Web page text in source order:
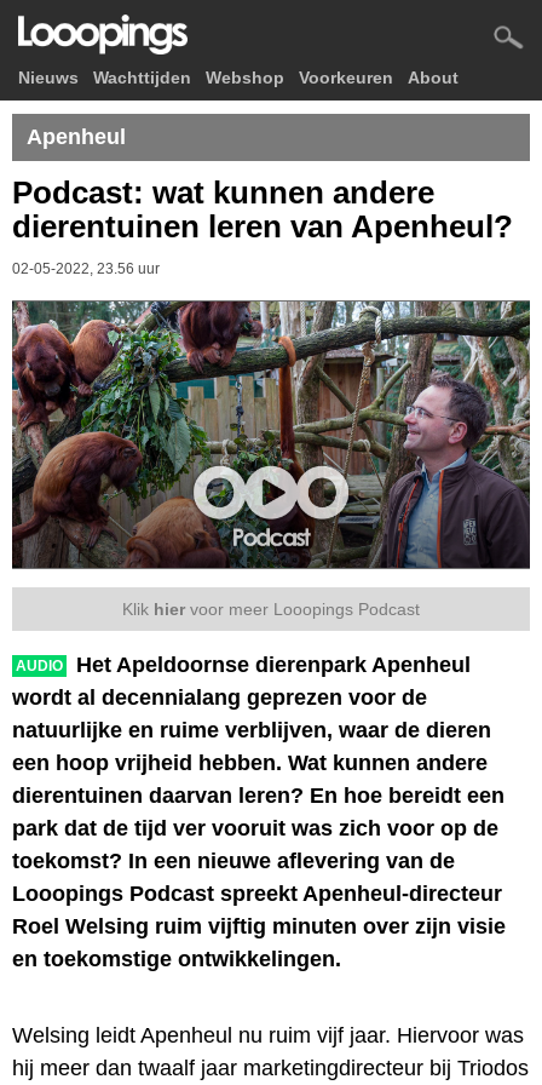
Nieuws Wachttijden Webshop Voorkeuren About
Apenheul
Podcast: wat kunnen andere
dierentuinen leren van Apenheul?
02-05-2022, 23.56 uur
Klik hier voor meer Looopings Podcast
AUDIO
Het Apeldoornse dierenpark Apenheul
wordt al decennialang geprezen voor de
natuurlijke en ruime verblijven, waar de dieren
een hoop vrijheid hebben. Wat kunnen andere
dierentuinen daarvan leren? En hoe bereidt een
park dat de tijd ver vooruit was zich voor op de
toekomst? In een nieuwe aflevering van de
Looopings Podcast spreekt Apenheul-directeur
Roel Welsing ruim vijftig minuten over zijn visie
en toekomstige ontwikkelingen.
Welsing leidt Apenheul nu ruim vijf jaar. Hiervoor was
hij meer dan twaalf jaar marketingdirecteur bij Triodos